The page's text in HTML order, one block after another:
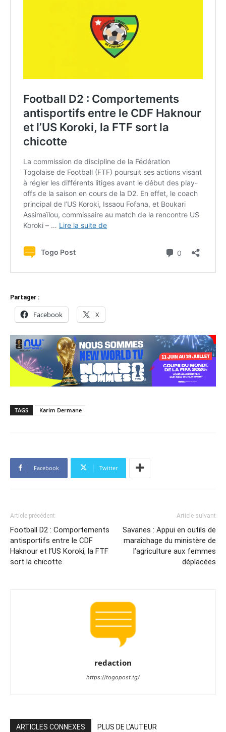
Partager :
Facebook X
TAGS Karim Dermane
Facebook Twitter
Article précédent
Football D2 : Comportements
antisportifs entre le CDF
Haknour et l’US Koroki, la FTF
sort la chicotte
Article suivant
Savanes : Appui en outils de
maraîchage du ministère de
l’agriculture aux femmes
déplacées
redaction
https://togopost.tg/
ARTICLES CONNEXES PLUS DE L'AUTEUR